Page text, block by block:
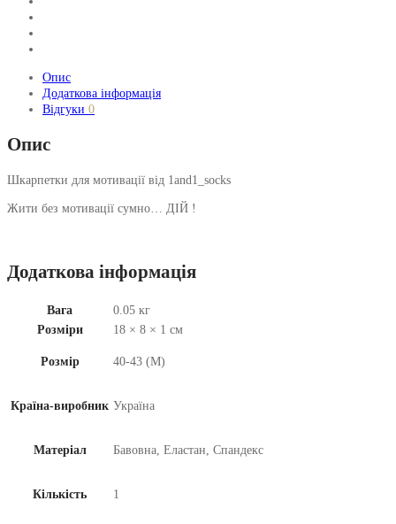
Опис
Додаткова інформація
Відгуки 0
Опис
Шкарпетки для мотивації від 1and1_socks
Жити без мотивації сумно… ДІЙ !
Додаткова інформація
Вага
0.05 кг
Розміри
18 × 8 × 1 см
Розмір 40-43 (M)
Країна-виробник Україна
Матеріал Бавовна, Еластан, Спандекс
Кількість 1